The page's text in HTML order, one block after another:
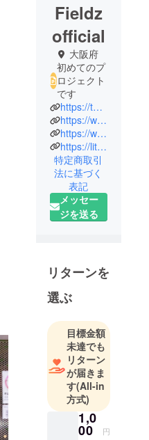
Fieldz
official
大阪府
初めてのプ
ロジェクト
です
https://twitter.com/IINO1215
https://www.instagram.com/iino1215?igsh=eHcyODRleWxiaTh0&utm_source=qr
https://www.tiktok.com/@iino1215?_t=8l10QG4ptSx&_r=1
https://lit.link/iin0
特定商取引
法に基づく
表記
メッセー
ジを送る
リターンを
選ぶ
目標金額
未達でも
リターン
が届きま
す(All-in
方式)
1,0
00 円